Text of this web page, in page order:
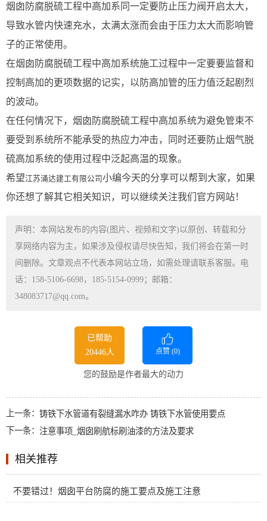
烟囱防腐脱硫工程中高加系同一定要防止压力阀开启太大，
导致水管内快速充水，太满太涨而会由于压力太大而影响管
子的正常使用。
在烟囱防腐脱硫工程中高加系统施工过程中一定要要监督和
控制高加的更项数据的记实，以防高加管的压力值泛起剧烈
的波动。
在任何情况下，烟囱防腐脱硫工程中高加系统为避免管束不
要受到系统所不能承受的热应力冲击，同时还要防止烟气脱
硫高加系统的使用过程中泛起高温的现象。
希望江苏涌达建工有限公司小编今天的分享可以帮到大家，如果
你还想了解其它相关知识，可以继续关注我们官方网站！
声明：本网站发布的内容(图片、视频和文字)以原创、转载和分
享网络内容为主，如果涉及侵权请尽快告知，我们将会在第一时
间删除。文章观点不代表本网站立场，如需处理请联系客服。电
话：158-5106-6698，185-5154-0999；邮箱：
348083717@qq.com。
已帮助
20446人
点赞 (0)
您的鼓励是作者最大的动力
上一条： 铸铁下水管道有裂缝漏水咋办 铸铁下水管使用要点
下一条： 注意事项_烟囱刷航标刷油漆的方法及要求
相关推荐
不要错过！烟囱平台防腐的施工要点及施工注意